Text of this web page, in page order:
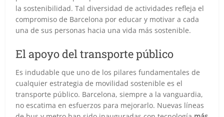
la sostenibilidad. Tal diversidad de actividades refleja el
compromiso de Barcelona por educar y motivar a cada
una de sus personas hacia una vida más sostenible.
El apoyo del transporte público
Es indudable que uno de los pilares fundamentales de
cualquier estrategia de movilidad sostenible es el
transporte público. Barcelona, siempre a la vanguardia,
no escatima en esfuerzos para mejorarlo. Nuevas líneas